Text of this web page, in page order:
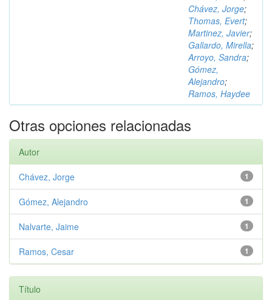
Chávez, Jorge;
Thomas, Evert;
Martinez, Javier;
Gallardo, Mirella;
Arroyo, Sandra;
Gómez,
Alejandro;
Ramos, Haydee
Otras opciones relacionadas
Autor
1
Chávez, Jorge
1
Gómez, Alejandro
1
Nalvarte, Jaime
1
Ramos, Cesar
Título